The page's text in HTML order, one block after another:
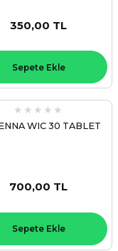
350,00 TL
Sepete Ekle
WIC 30 TABLET
700,00 TL
Sepete Ekle